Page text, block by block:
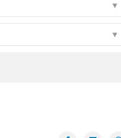
▼
▼